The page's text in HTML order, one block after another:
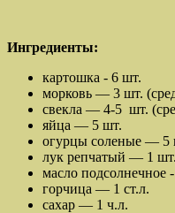
Ингредиенты:
картошка - 6 шт.
морковь — 3 шт.
свекла — 4-5 шт.
яйца — 5 шт.
огурцы соленые — 5
лук репчатый — 1
масло подсолнечное
горчица — 1 ст.л.
сахар — 1 ч.л.